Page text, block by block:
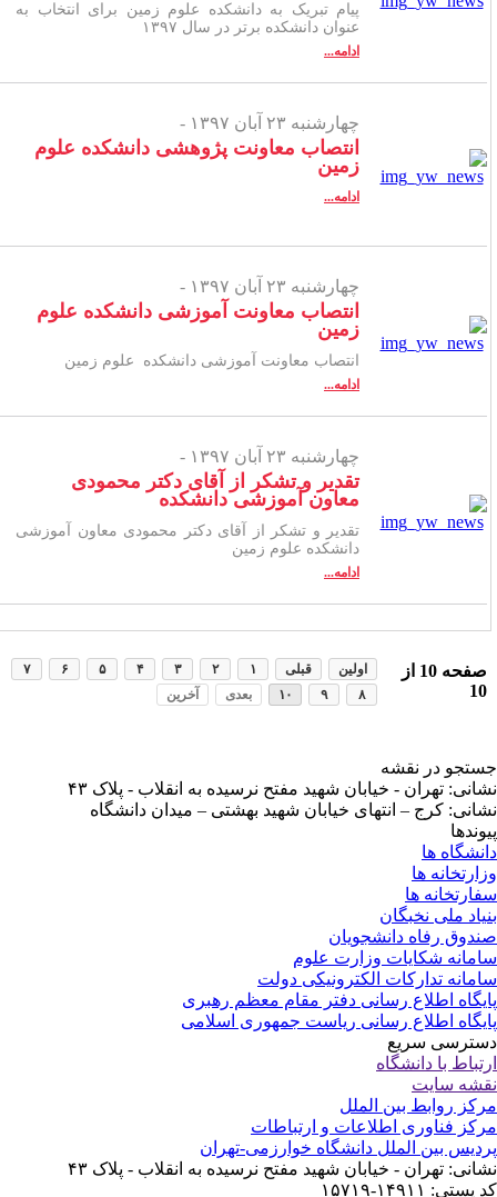
پیام تبریک به دانشکده علوم زمین برای انتخاب به
عنوان دانشکده برتر در سال ۱۳۹۷
ادامه...
چهارشنبه ۲۳ آبان ۱۳۹۷ -
انتصاب معاونت پژوهشی دانشکده علوم
زمین
ادامه...
چهارشنبه ۲۳ آبان ۱۳۹۷ -
انتصاب معاونت آموزشی دانشکده علوم
زمین
انتصاب معاونت آموزشی دانشکده علوم زمین
ادامه...
چهارشنبه ۲۳ آبان ۱۳۹۷ -
تقدیر و تشکر از آقای دکتر محمودی
معاون آموزشی دانشکده
تقدیر و تشکر از آقای دکتر محمودی معاون آموزشی
دانشکده علوم زمین
ادامه...
صفحه10از
10
اولین قبلی
۱۰ بعدی آخرین
در نقشه
تهران - خیابان شهید مفتح نرسیده به انقلاب - پلاک ۴۳
کرج – انتهای خیابان شهید بهشتی – میدان دانشگاه
ها
ها
ها
ملی نخبگان
رفاه دانشجویان
شکایات وزارت علوم
تدارکات الکترونیکی دولت
اطلاع رسانی دفتر مقام معظم رهبری
اطلاع رسانی ریاست جمهوری اسلامی
سریع
با دانشگاه
سایت
روابط بین الملل
فناوری اطلاعات و ارتباطات
بین الملل دانشگاه خوارزمی-تهران
تهران - خیابان شهید مفتح نرسیده به انقلاب - پلاک ۴۳
۱۴۹۱۱-۱۵۷۱۹